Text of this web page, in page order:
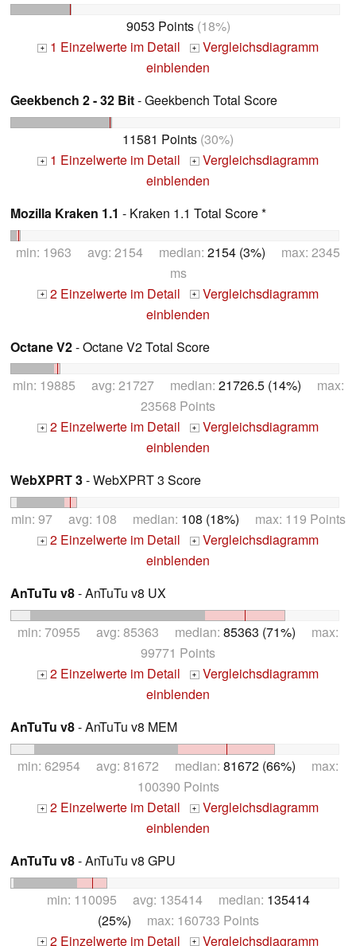
9053 Points(18%)
+ 1 Einzelwerte im Detail + Vergleichsdiagramm
einblenden
Geekbench 2 - 32 Bit- Geekbench Total Score
11581 Points (30%)
+ 1 Einzelwerte im Detail + Vergleichsdiagramm
einblenden
Mozilla Kraken 1.1 - Kraken 1.1 Total Score *
min: 1963 avg: 2154 median: 2154 (3%) max: 2345
ms
+ 2 Einzelwerte im Detail + Vergleichsdiagramm
einblenden
Octane V2- Octane V2 Total Score
min: 19885 avg: 21727 median: 21726.5 (14%) max:
23568 Points
+ 2 Einzelwerte im Detail + Vergleichsdiagramm
einblenden
WebXPRT 3- WebXPRT 3 Score
min: 97 avg: 108 median: 108 (18%) max: 119 Points
+ 2 Einzelwerte im Detail + Vergleichsdiagramm
einblenden
AnTuTu v8- AnTuTu v8 UX
min: 70955 avg: 85363 median: 85363 (71%) max:
99771 Points
+ 2 Einzelwerte im Detail + Vergleichsdiagramm
einblenden
AnTuTu v8- AnTuTu v8 MEM
min: 62954 avg: 81672 median: 81672 (66%) max:
100390 Points
+ 2 Einzelwerte im Detail + Vergleichsdiagramm
einblenden
AnTuTu v8- AnTuTu v8 GPU
min: 110095 avg: 135414 median: 135414
(25%) max: 160733 Points
+ 2 Einzelwerte im Detail + Vergleichsdiagramm